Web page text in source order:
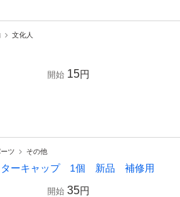
文化人
開始 15円
ツ その他
ターキャップ 1個 新品 補修用
開始 35円